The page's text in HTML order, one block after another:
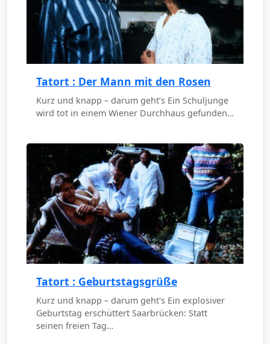
Tatort : Der Mann mit den Rosen
Kurz und knapp – darum geht’s Ein Schuljunge
wird tot in einem Wiener Durchhaus gefunden…
Tatort : Geburtstagsgrüße
Kurz und knapp – darum geht's Ein explosiver
Geburtstag erschüttert Saarbrücken: Statt
seinen freien Tag…